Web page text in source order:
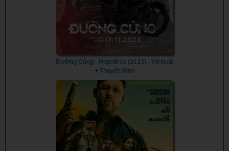
Đường Cùng - Hopeless (2023) - Vietsub
+ Thuyết Minh